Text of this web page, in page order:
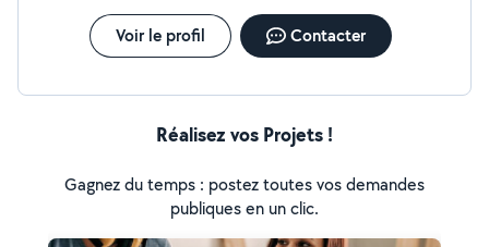
devis. À bientôt !Voir le profil Contacter
Réalisez vos Projets !
Gagnez du temps : postez toutes vos demandes
publiques en un clic.